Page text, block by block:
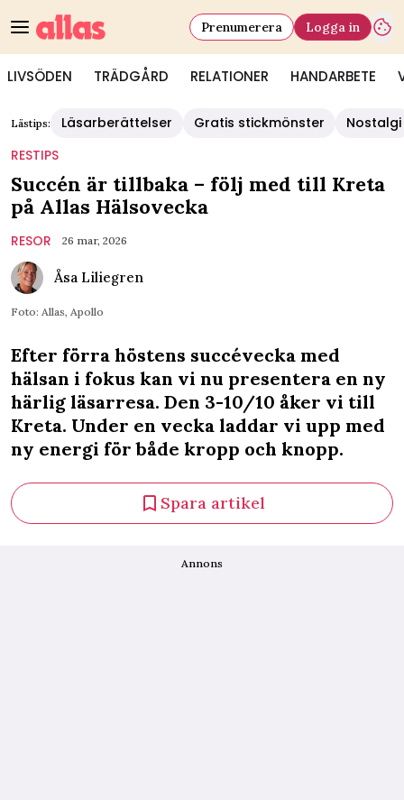
LIVSÖDEN TRÄDGÅRD RELATIONER HANDARBETE
Prenumerera Logga in
Lästips: Läsarberättelser Gratis stickmönster
Nostalgi
RESTIPS
Succén är tillbaka – följ med till Kreta
på Allas Hälsovecka
RESOR 26 mar, 2026
Åsa Liliegren
Foto: Allas, Apollo
Efter förra höstens succévecka med
hälsan i fokus kan vi nu presentera en ny
härlig läsarresa. Den 3-10/10 åker vi till
Kreta. Under en vecka laddar vi upp med
ny energi för både kropp och knopp.
Spara artikel
Annons